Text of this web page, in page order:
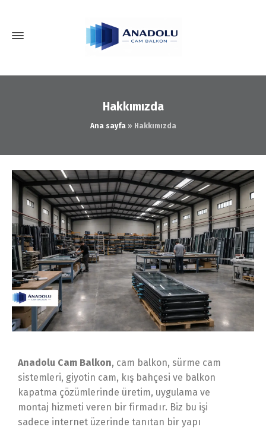
Hakkımızda
Ana sayfa» Hakkımızda
Anadolu Cam Balkon, cam balkon, sürme cam
sistemleri, giyotin cam, kış bahçesi ve balkon
kapatma çözümlerinde üretim, uygulama ve
montaj hizmeti veren bir firmadır. Biz bu işi
sadece internet üzerinde tanıtan bir yapı